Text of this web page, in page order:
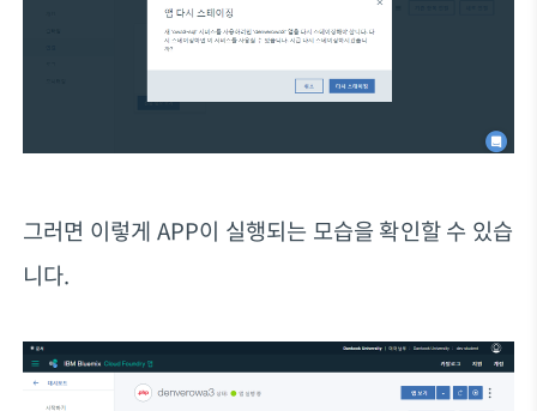
그러면 이렇게 APP이 실행되는 모습을 확인할 수 있습
니다.